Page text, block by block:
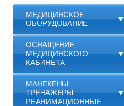
МЕДИЦИНСКОЕ
ОБОРУДОВАНИЕ
ОСНАЩЕНИЕ
МЕДИЦИНСКОГО
КАБИНЕТА
МАНЕКЕНЫ
ТРЕНАЖЕРЫ
РЕАНИМАЦИОННЫЕ